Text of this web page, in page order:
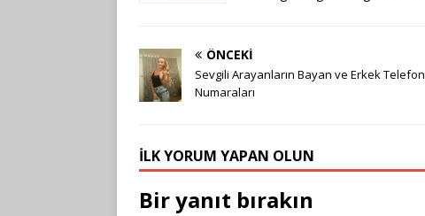
ÖNCEKI
Sevgili Arayanların Bayan ve Erkek Telefon
Numaraları
İLK YORUM YAPAN OLUN
Bir yanıt bırakın